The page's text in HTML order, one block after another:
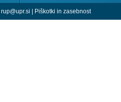
rup@upr.si | Piškotki in zasebnost